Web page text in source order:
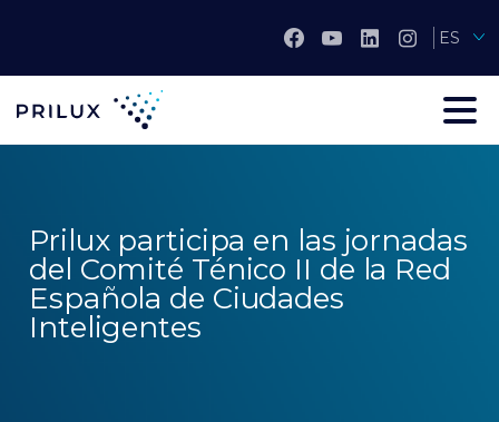
ES
Prilux participa en las jornadas
del Comité Ténico II de la Red
Española de Ciudades
Inteligentes